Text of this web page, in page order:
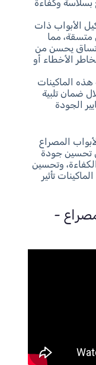
بسلاسة وكفاءة
الأبواب ذات
متسقة، مما
يحسن من
الأخطاء أو
الماكينات
ضمان تلبية
الجودة
المصراع
تحسين جودة
الكفاءة، وتحسين
تأثير
-